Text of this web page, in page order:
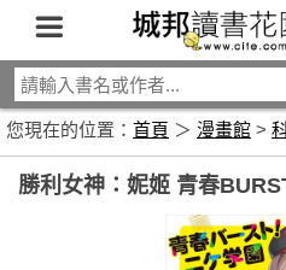
您現在的位置： 首頁 ＞ 漫畫館 >
勝利女神：妮姬 青春